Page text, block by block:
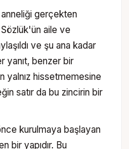
anneliği gerçekten
aile ve
ve şu ana kadar
yanıt, benzer bir
yalnız hissetmemesine
satır da bu zincirin bir
kurulmaya başlayan
bir yapıdır. Bu